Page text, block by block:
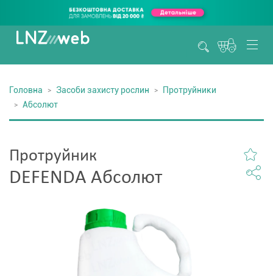
Головна Засоби захисту рослин
Протруйники
Абсолют
Протруйник
DEFENDA Абсолют